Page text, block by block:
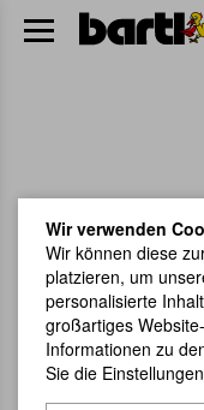
Wir verwenden
Wir können diese
platzieren, um
personalisierte
großartiges
Informationen zu
Sie die